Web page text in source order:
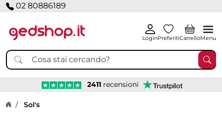
02 80886189
LoginPreferitiCarrelloMenu
2411 recensioni
Home page
Sol's